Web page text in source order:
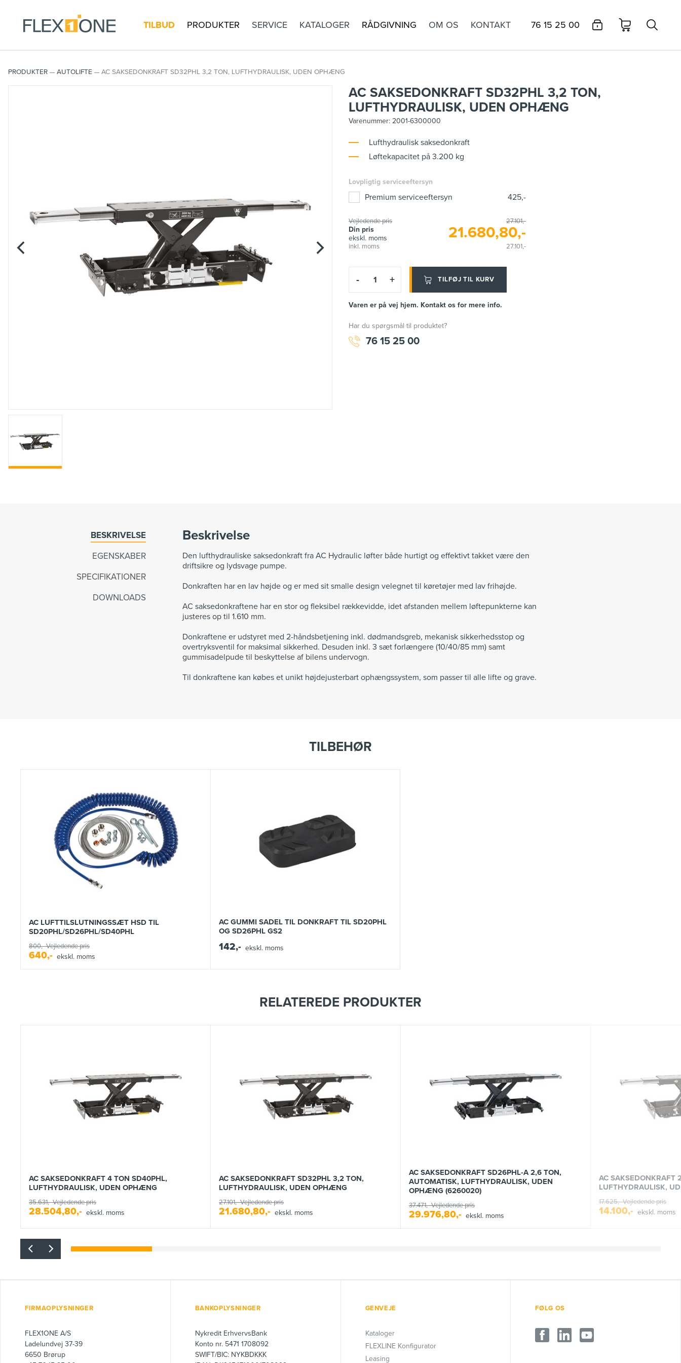
TILBUD PRODUKTER SERVICE KATALOGER RÅDGIVNING OM OS KONTAKT 76 15 25 00
PRODUKTER AUTOLIFTE AC SAKSEDONKRAFT SD32PHL 3,2 TON, LUFTHYDRAULISK, UDEN OPHÆNG
AC SAKSEDONKRAFT SD32PHL 3,2 TON,
LUFTHYDRAULISK, UDEN OPHÆNG
Varenummer: 2001-6300000
Lufthydraulisk saksedonkraft
Løftekapacitet på 3.200 kg
Lovpligtig serviceeftersyn
Premium serviceeftersyn 425,-
Vejledende pris 27.101,-
Din pris
ekskl. moms
21.680,80,-
inkl. moms 27.101,-
- + TILFØJ TIL KURV
Varen er på vej hjem. Kontakt os for mere info.
Har du spørgsmål til produktet?
76 15 25 00
BESKRIVELSE
EGENSKABER
SPECIFIKATIONER
DOWNLOADS
Beskrivelse
Den lufthydrauliske saksedonkraft fra AC Hydraulic løfter både hurtigt og effektivt takket være den
driftsikre og lydsvage pumpe.
Donkraften har en lav højde og er med sit smalle design velegnet til køretøjer med lav frihøjde.
AC saksedonkraftene har en stor og fleksibel rækkevidde, idet afstanden mellem løftepunkterne kan
justeres op til 1.610 mm.
Donkraftene er udstyret med 2-håndsbetjening inkl. dødmandsgreb, mekanisk sikkerhedsstop og
overtryksventil for maksimal sikkerhed. Desuden inkl. 3 sæt forlængere (10/40/85 mm) samt
gummisadelpude til beskyttelse af bilens undervogn.
Til donkraftene kan købes et unikt højdejusterbart ophængssystem, som passer til alle lifte og grave.
TILBEHØR
AC LUFTTILSLUTNINGSSÆT HSD TIL
SD20PHL/SD26PHL/SD40PHL
800,-Vejledende pris
640,- ekskl. moms
AC GUMMI SADEL TIL DONKRAFT TIL SD20PHL
OG SD26PHL GS2
142,- ekskl. moms
RELATEREDE PRODUKTER
AC SAKSEDONKRAFT 4 TON SD40PHL,
LUFTHYDRAULISK, UDEN OPHÆNG
35.631,-Vejledende pris
28.504,80,- ekskl. moms
AC SAKSEDONKRAFT SD32PHL 3,2 TON,
LUFTHYDRAULISK, UDEN OPHÆNG
27.101,-Vejledende pris
21.680,80,- ekskl. moms
AC SAKSEDONKRAFT SD26PHL-A 2,6 TON,
AUTOMATISK, LUFTHYDRAULISK, UDEN
OPHÆNG (6260020)
37.471,-Vejledende pris
29.976,80,- ekskl. moms
AC SAKSEDONKRAFT
LUFTHYDRAULISK,
17.625,-Vejledende pris
14.100,- ekskl. moms
FIRMAOPLYSNINGER
FLEX1ONE A/S
Ladelundvej 37-39
6650 Brørup
BANKOPLYSNINGER
Nykredit ErhvervsBank
Konto nr. 5471 1708092
SWIFT/BIC: NYKBDKKK
GENVEJE
Kataloger
FLEXLINE Konfigurator
Leasing
FØLG OS